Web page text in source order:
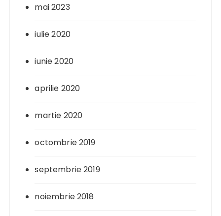
mai 2023
iulie 2020
iunie 2020
aprilie 2020
martie 2020
octombrie 2019
septembrie 2019
noiembrie 2018